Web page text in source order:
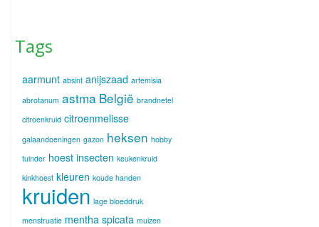
Tags
aarmunt absint anijszaad artemisia
abrotanum astma België brandnetel
citroenkruid citroenmelisse
galaandoeningen gazon heksen hobby
tuinder hoest insecten keukenkruid
kinkhoest kleuren koude handen
kruiden lage bloeddruk
menstruatie mentha spicata muizen